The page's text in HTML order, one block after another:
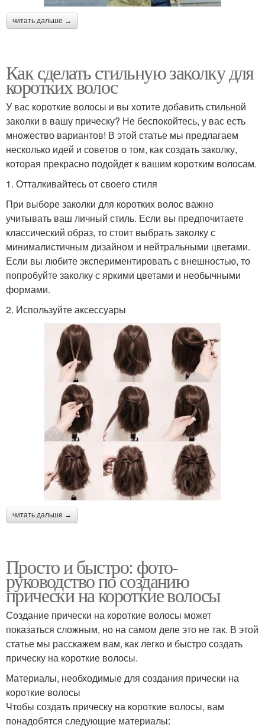
читать дальше →
Как сделать стильную заколку для
коротких волос
У вас короткие волосы и вы хотите добавить стильной
заколки в вашу прическу? Не беспокойтесь, у вас есть
множество вариантов! В этой статье мы предлагаем
несколько идей и советов о том, как создать заколку,
которая прекрасно подойдет к вашим коротким волосам.
1. Отталкивайтесь от своего стиля
При выборе заколки для коротких волос важно
учитывать ваш личный стиль. Если вы предпочитаете
классический образ, то стоит выбрать заколку с
минималистичным дизайном и нейтральными цветами.
Если вы любите экспериментировать с внешностью, то
попробуйте заколку с яркими цветами и необычными
формами.
2. Используйте аксессуары
читать дальше →
Просто и быстро: фото-
руководство по созданию
прически на короткие волосы
Создание прически на короткие волосы может
показаться сложным, но на самом деле это не так. В этой
статье мы расскажем вам, как легко и быстро создать
прическу на короткие волосы.
Материалы, необходимые для создания прически на
короткие волосы
Чтобы создать прическу на короткие волосы, вам
понадобятся следующие материалы: